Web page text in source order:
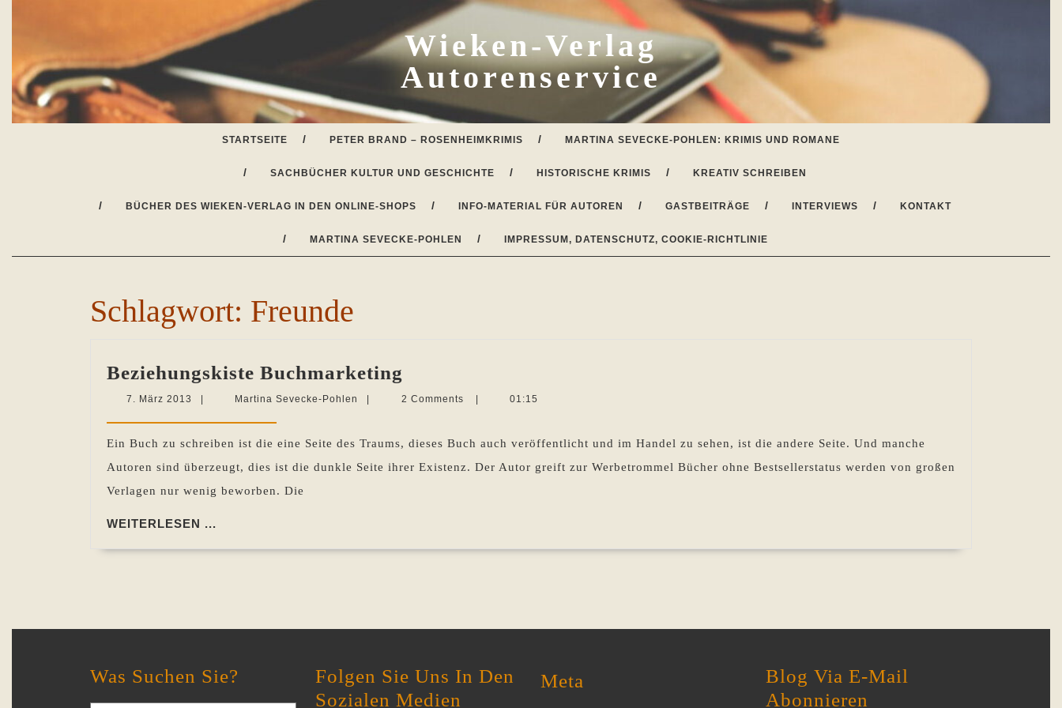
Wieken-Verlag
Autorenservice
STARTSEITE PETER BRAND – ROSENHEIMKRIMIS MARTINA SEVECKE-POHLEN: KRIMIS UND ROMANE
SACHBÜCHER KULTUR UND GESCHICHTE HISTORISCHE KRIMIS KREATIV SCHREIBEN
BÜCHER DES WIEKEN-VERLAG IN DEN ONLINE-SHOPS INFO-MATERIAL FÜR AUTOREN GASTBEITRÄGE INTERVIEWS KONTAKT
MARTINA SEVECKE-POHLEN IMPRESSUM, DATENSCHUTZ, COOKIE-RICHTLINIE
Schlagwort: Freunde
Beziehungskiste Buchmarketing
Buchmarketing
7. März 2013
2013
Martina Sevecke-Pohlen
Martina
2 Comments 01:15
Ein Buch zu schreiben ist die eine Seite des Traums, dieses Buch auch veröffentlicht und im Handel zu sehen, ist die andere Seite. Und manche
Autoren sind überzeugt, dies ist die dunkle Seite ihrer Existenz. Der Autor greift zur Werbetrommel Bücher ohne Bestsellerstatus werden von großen
Verlagen nur wenig beworben. Die
WEITERLESEN ...
Was Suchen Sie?
Folgen Sie Uns In Den
Sozialen Medien
Meta
Blog Via E-Mail
Abonnieren